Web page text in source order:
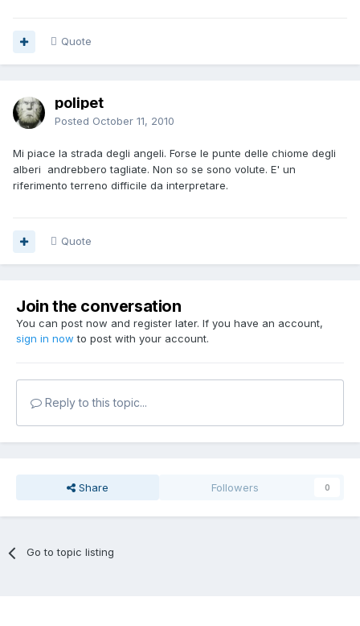
Quote
polipet
Posted October 11, 2010
Mi piace la strada degli angeli. Forse le punte delle chiome degli
alberi andrebbero tagliate. Non so se sono volute. E' un
riferimento terreno difficile da interpretare.
Quote
Join the conversation
You can post now and register later. If you have an account,
sign in now to post with your account.
Reply to this topic...
Share Followers 0
Go to topic listing